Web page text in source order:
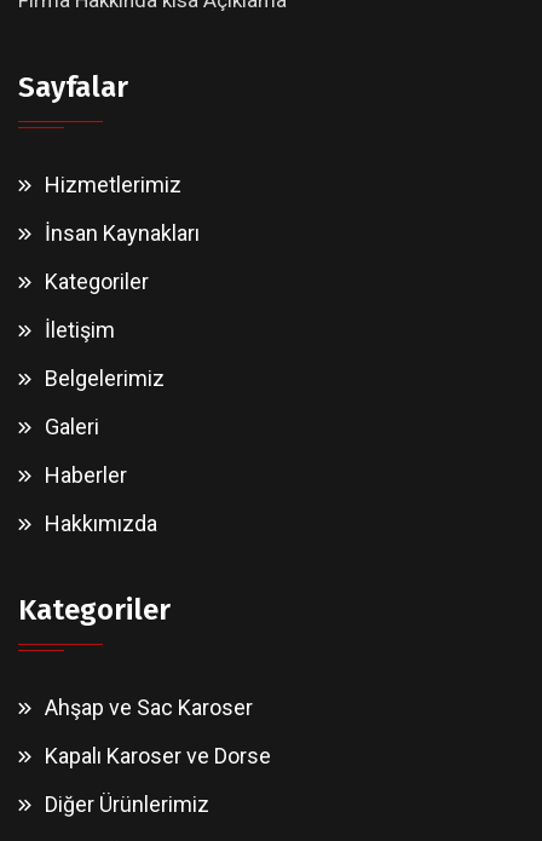
Sayfalar
Hizmetlerimiz
İnsan Kaynakları
Kategoriler
İletişim
Belgelerimiz
Galeri
Haberler
Hakkımızda
Kategoriler
Ahşap ve Sac Karoser
Kapalı Karoser ve Dorse
Diğer Ürünlerimiz